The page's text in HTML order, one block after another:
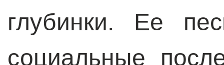
глубинки. Ее
социальные